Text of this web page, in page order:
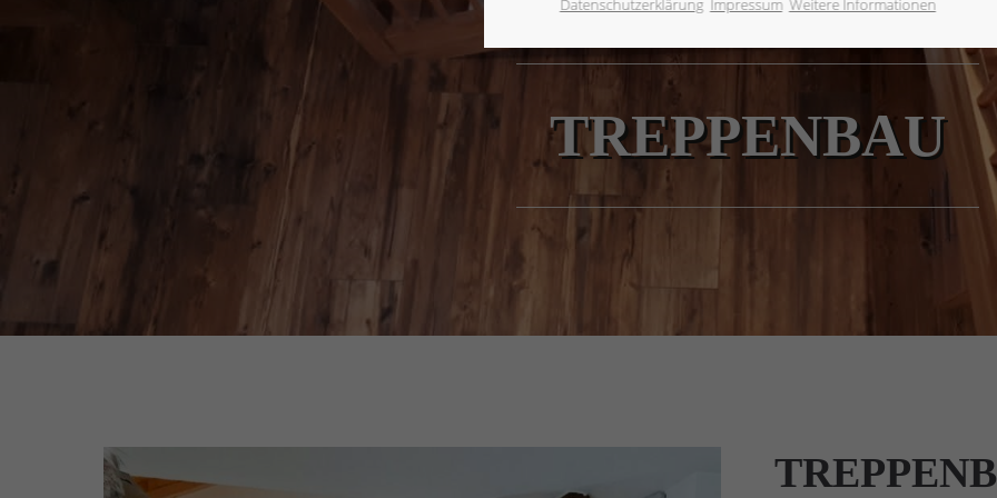
TREPPENBAU
Datenschutzerklärung Impressum Weitere Informationen